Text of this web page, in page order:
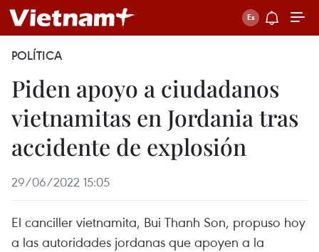
POLÍTICA
Piden apoyo a ciudadanos
vietnamitas en Jordania tras
accidente de explosión
29/06/2022 15:05
El canciller vietnamita, Bui Thanh Son, propuso hoy
a las autoridades jordanas que apoyen a la